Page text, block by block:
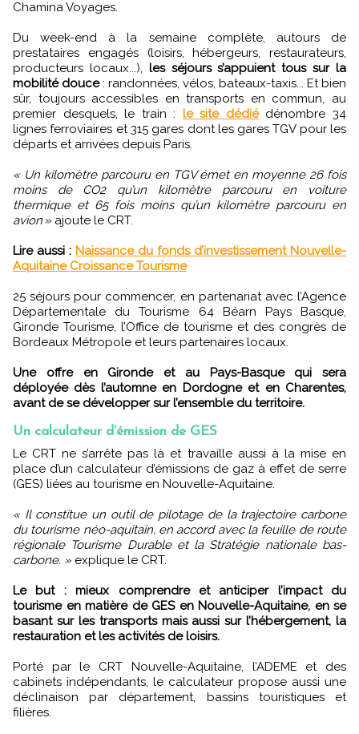
Chamina Voyages.
Du week-end à la semaine complète, autours de
prestataires engagés (loisirs, hébergeurs, restaurateurs,
producteurs locaux...), les séjours s’appuient tous sur la
mobilité douce: randonnées, vélos, bateaux-taxis... Et bien
sûr, toujours accessibles en transports en commun, au
premier desquels, le train : le site dédiédénombre 34
lignes ferroviaires et 315 gares dont les gares TGV pour les
départs et arrivées depuis Paris.
« Un kilomètre parcouru en TGV émet en moyenne 26 fois
moins de CO2 qu’un kilomètre parcouru en voiture
thermique et 65 fois moins qu’un kilomètre parcouru en
avion » ajoute le CRT.
Lire aussi : Naissance du fonds d’investissement Nouvelle-
Aquitaine Croissance Tourisme
25 séjours pour commencer, en partenariat avec l’Agence
Départementale du Tourisme 64 Béarn Pays Basque,
Gironde Tourisme, l’Office de tourisme et des congrès de
Bordeaux Métropole et leurs partenaires locaux.
Une offre en Gironde et au Pays-Basque qui sera
déployée dès l’automne en Dordogne et en Charentes,
avant de se développer sur l’ensemble du territoire.
Un calculateur d’émission de GES
Le CRT ne s’arrête pas là et travaille aussi à la mise en
place d’un calculateur d’émissions de gaz à effet de serre
(GES) liées au tourisme en Nouvelle-Aquitaine.
« Il constitue un outil de pilotage de la trajectoire carbone
du tourisme néo-aquitain, en accord avec la feuille de route
régionale Tourisme Durable et la Stratégie nationale bas-
carbone. » explique le CRT.
Le but : mieux comprendre et anticiper l’impact du
tourisme en matière de GES en Nouvelle-Aquitaine, en se
basant sur les transports mais aussi sur l’hébergement, la
restauration et les activités de loisirs.
Porté par le CRT Nouvelle-Aquitaine, l’ADEME et des
cabinets indépendants, le calculateur propose aussi une
déclinaison par département, bassins touristiques et
filières.